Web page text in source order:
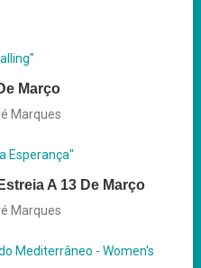
Março
Marques
A 13 De Março
Marques